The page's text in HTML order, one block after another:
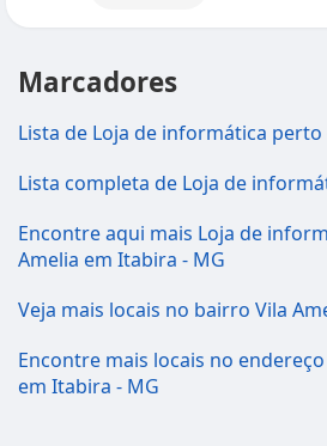
Marcadores
Lista de Loja de informática
Lista completa de Loja de
Encontre aqui mais Loja de
Amelia em Itabira - MG
Veja mais locais no bairro Vila
Encontre mais locais no
em Itabira - MG